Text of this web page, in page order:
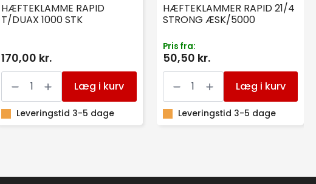
HÆFTEKLAMME RAPID
T/DUAX 1000 STK
170,00 kr.
HÆFTEKLAMME
RAPID
1000
STK
antal
Læg i kurv
Leveringstid 3-5 dage
HÆFTEKLAMMER RAPID 21/4
STRONG ÆSK/5000
Pris fra:
50,50 kr.
HÆFTEKLAMMER
RAPID
STRONG
ÆSK/5000
antal
Læg i kurv
Leveringstid 3-5 dage